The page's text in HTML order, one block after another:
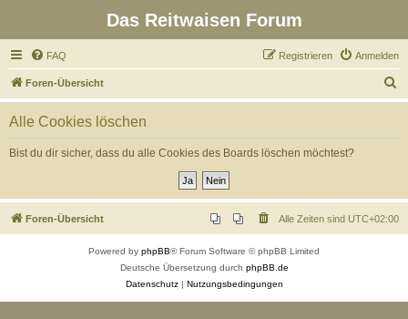
Das Reitwaisen Forum
FAQ Anmelden
Registrieren
Foren-Übersicht
u
Alle Cookies löschen
Bist du dir sicher, dass du alle Cookies des Boards löschen möchtest?
Foren-Übersicht Alle Zeiten sind UTC+02:00
Powered by phpBB® Forum Software © phpBB Limited
Deutsche Übersetzung durch phpBB.de
Datenschutz| Nutzungsbedingungen